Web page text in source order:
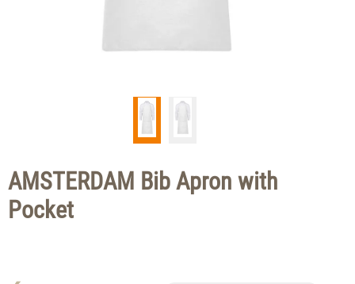
AMSTERDAM Bib Apron with
Pocket